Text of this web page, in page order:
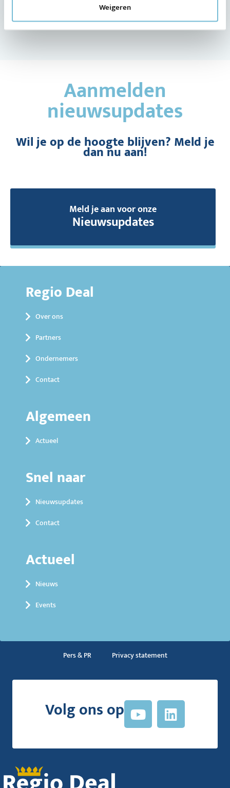
Weigeren
Aanmelden
nieuwsupdates
Wil je op de hoogte blijven? Meld je
dan nu aan!
Meld je aan voor onze
Nieuwsupdates
Regio Deal
Over ons
Partners
Ondernemers
Contact
Algemeen
Actueel
Snel naar
Nieuwsupdates
Contact
Actueel
Nieuws
Events
Pers & PR Privacy statement
Volg ons op